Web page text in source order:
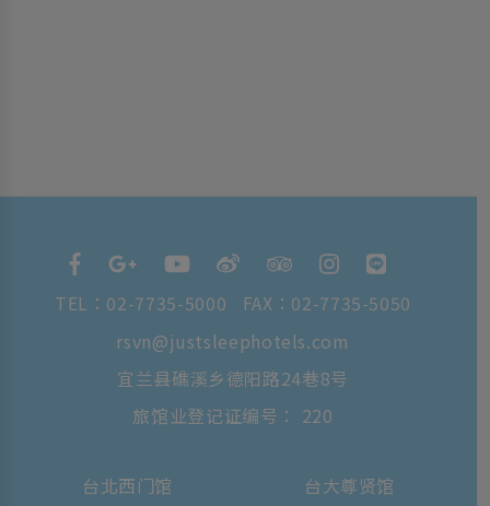
TEL： 02-7735-5000
FAX：02-7735-5050
rsvn@justsleephotels.com
宜兰县礁溪乡德阳路24巷8号
旅馆业登记证编号： 220
台北西门馆 台大尊贤馆